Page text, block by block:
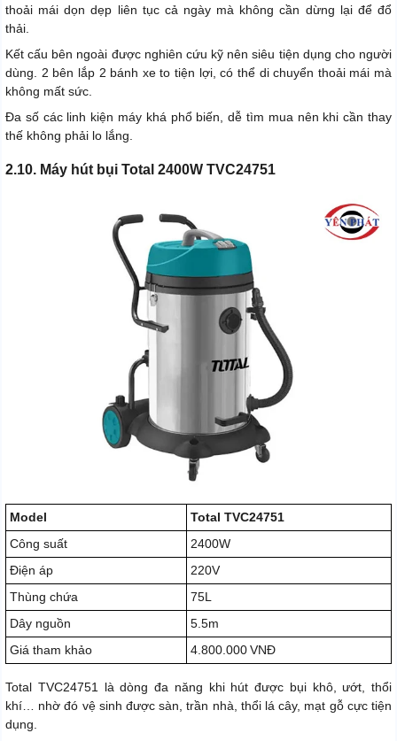
thoải mái dọn dẹp liên tục cả ngày mà không cần dừng lại để đổ
thải.
Kết cấu bên ngoài được nghiên cứu kỹ nên siêu tiện dụng cho người
dùng. 2 bên lắp 2 bánh xe to tiện lợi, có thể di chuyển thoải mái mà
không mất sức.
Đa số các linh kiện máy khá phổ biến, dễ tìm mua nên khi cần thay
thế không phải lo lắng.
2.10. Máy hút bụi Total 2400W TVC24751
Model
Total TVC24751
Công suất
2400W
Điện áp
220V
Thùng chứa
75L
Dây nguồn
5.5m
Giá tham khảo
4.800.000 VNĐ
Total TVC24751 là dòng đa năng khi hút được bụi khô, ướt, thổi
khí… nhờ đó vệ sinh được sàn, trần nhà, thổi lá cây, mạt gỗ cực tiện
dụng.